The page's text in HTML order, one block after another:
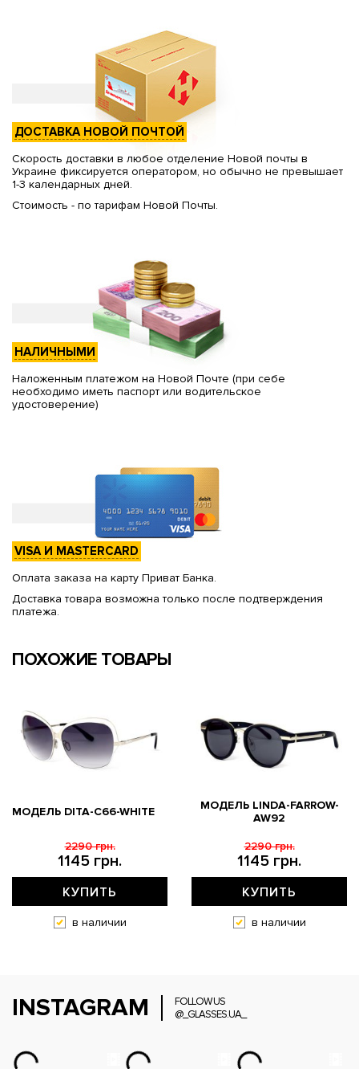
ДОСТАВКА НОВОЙ ПОЧТОЙ
Скорость доставки в любое отделение Новой почты в
Украине фиксируется оператором, но обычно не превышает
1-3 календарных дней.
Стоимость - по тарифам Новой Почты.
НАЛИЧНЫМИ
Наложенным платежом на Новой Почте (при себе
необходимо иметь паспорт или водительское
удостоверение)
VISA И MASTERCARD
Оплата заказа на карту Приват Банка.
Доставка товара возможна только после подтверждения
платежа.
ПОХОЖИЕ ТОВАРЫ
МОДЕЛЬ DITA-C66-WHITE
1145 грн.
2290 грн.
КУПИТЬ
в наличии
МОДЕЛЬ LINDA-FARROW-
AW92
1145 грн.
2290 грн.
КУПИТЬ
в наличии
INSTAGRAM
FOLLOW US
@_GLASSES.UA_